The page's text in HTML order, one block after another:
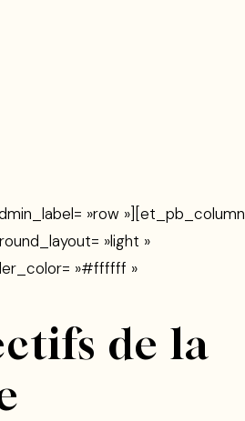
»row »][et_pb_column
»light »
»#ffffff »
de la